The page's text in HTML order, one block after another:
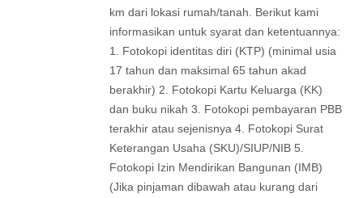
km dari lokasi rumah/tanah. Berikut kami
informasikan untuk syarat dan ketentuannya:
1. Fotokopi identitas diri (KTP) (minimal usia
17 tahun dan maksimal 65 tahun akad
berakhir) 2. Fotokopi Kartu Keluarga (KK)
dan buku nikah 3. Fotokopi pembayaran PBB
terakhir atau sejenisnya 4. Fotokopi Surat
Keterangan Usaha (SKU)/SIUP/NIB 5.
Fotokopi Izin Mendirikan Bangunan (IMB)
(Jika pinjaman dibawah atau kurang dari